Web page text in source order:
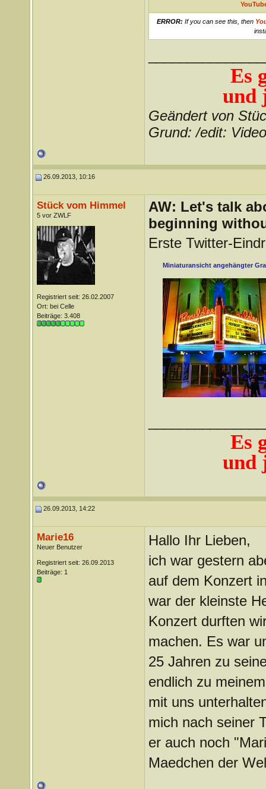
ERROR: If you can see this, then
Es
und
Geändert von
Grund: /edit:
26.09.2013, 10:16
Stück vom Himmel
5 vor ZWLF
Registriert seit: 26.02.2007
Ort: bei Celle
Beiträge: 3.408
AW: Let's talk
beginning
Erste Twitter-
Miniaturansicht angehängter
Es
und
26.09.2013, 14:22
Marie16
Neuer Benutzer
Registriert seit: 26.09.2013
Beiträge: 1
Hallo Ihr Lieben,
ich war gestern
auf dem Konzert
war der kleinste
Konzert durften
machen. Es war
25 Jahren zu
endlich zu
mit uns
mich nach seiner
er auch noch
Maedchen der